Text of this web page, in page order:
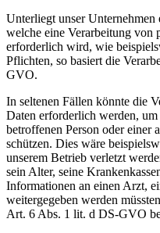
Unterliegt unser
welche eine Verarbeitung von
erforderlich wird, wie
Pflichten, so basiert die
GVO.
In seltenen Fällen könnte die
Daten erforderlich werden,
betroffenen Person oder einer
schützen. Dies wäre
unserem Betrieb verletzt
sein Alter, seine
Informationen an einen Arzt,
weitergegeben werden
Art. 6 Abs. 1 lit. d DS-GVO